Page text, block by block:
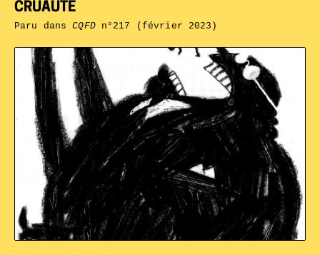
CRUAUTÉ
Paru dansCQFDn°217 (février 2023)